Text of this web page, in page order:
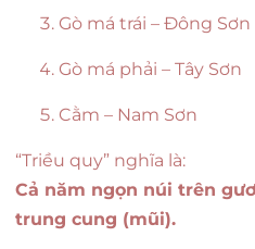
Gò má trái – Đông Sơn
Gò má phải – Tây Sơn
Cằm – Nam Sơn
“Triều quy” nghĩa là:
Cả năm ngọn núi trên
trung cung (mũi).